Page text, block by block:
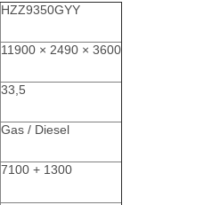
HZZ9350GYY
11900 × 2490 × 3600
33,5
Gas / Diesel
7100 + 1300